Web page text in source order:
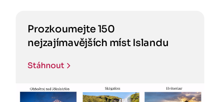
Prozkoumejte 150
nejzajímavějších míst Islandu
Stáhnout